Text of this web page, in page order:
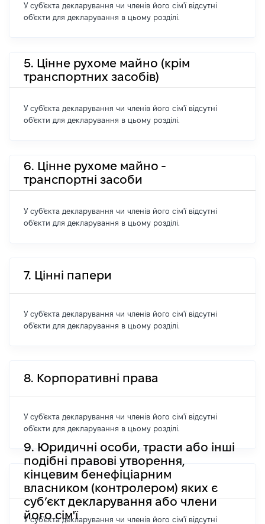
У суб'єкта декларування чи членів його сім'ї відсутні
об'єкти для декларування в цьому розділі.
5. Цінне рухоме майно (крім
транспортних засобів)
У суб'єкта декларування чи членів його сім'ї відсутні
об'єкти для декларування в цьому розділі.
6. Цінне рухоме майно -
транспортні засоби
У суб'єкта декларування чи членів його сім'ї відсутні
об'єкти для декларування в цьому розділі.
7. Цінні папери
У суб'єкта декларування чи членів його сім'ї відсутні
об'єкти для декларування в цьому розділі.
8. Корпоративні права
У суб'єкта декларування чи членів його сім'ї відсутні
об'єкти для декларування в цьому розділі.
9. Юридичні особи, трасти або інші
подібні правові утворення,
кінцевим бенефіціарним
власником (контролером) яких є
суб’єкт декларування або члени
його сім'ї
У суб'єкта декларування чи членів його сім'ї відсутні